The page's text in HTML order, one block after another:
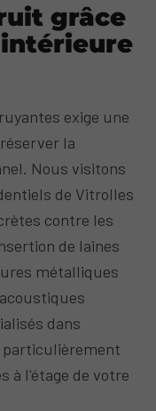
grâce
exige une
la
Nous visitons
de Vitrolles
contre les
de laines
métalliques
dans
à l'étage de votre